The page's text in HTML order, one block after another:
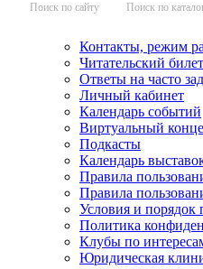
Поиск по сайту Поиск по
Контакты, режим
Читательский
Ответы на часто
Личный кабинет
Календарь событий
Виртуальный
Подкасты
Календарь
Правила
Правила
Условия и порядок
Политика
Клубы по
Юридическая